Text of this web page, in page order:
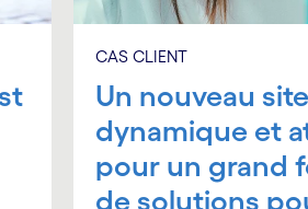
CAS CLIENT
Un nouveau
dynamique et
pour un grand
de solutions